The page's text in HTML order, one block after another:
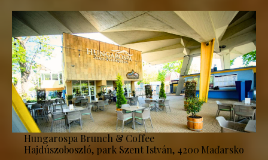
Hungarospa Brunch & Coffee
Hajdúszoboszló, park Szent István, 4200 Maďarsko